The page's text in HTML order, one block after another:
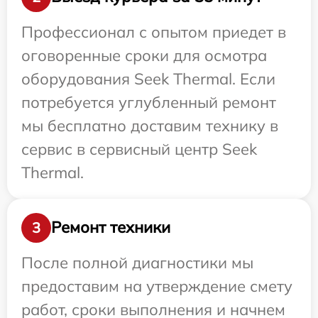
Профессионал с опытом приедет в
оговоренные сроки для осмотра
оборудования Seek Thermal. Если
потребуется углубленный ремонт
мы бесплатно доставим технику в
сервис в сервисный центр Seek
Thermal.
3
Ремонт техники
После полной диагностики мы
предоставим на утверждение смету
работ, сроки выполнения и начнем